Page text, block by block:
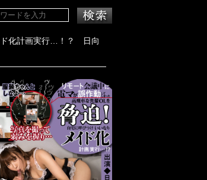
世界で取っかえ引っかえ
ド化計画実行…！？ 日向